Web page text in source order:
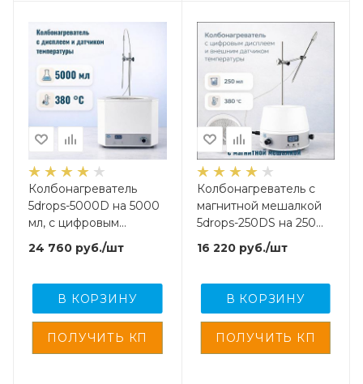
Колбонагреватель
5drops-5000D на 5000
мл, с цифровым
дисплеем и внешним
датчиком температуры
24 760 руб./шт
В КОРЗИНУ
Колбонагреватель с
магнитной мешалкой
5drops-250DS на 250
мл, с цифровым
дисплеем и внешним
16 220руб./шт
В КОРЗИНУ